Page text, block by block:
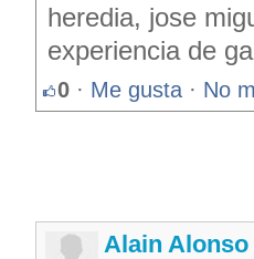
heredia, jose
experiencia de
0 · Me gusta · No
Alain Alonso